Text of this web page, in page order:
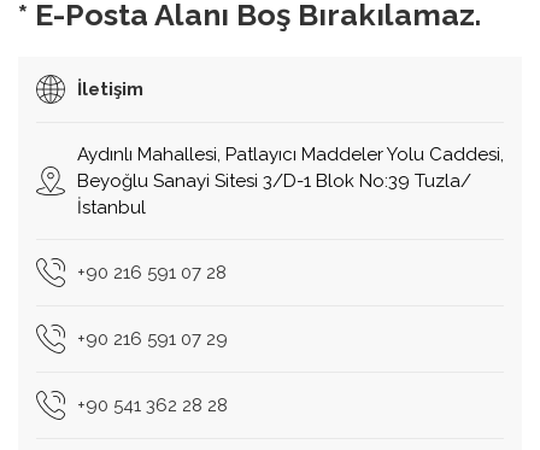
* E-Posta Alanı Boş Bırakılamaz.
İletişim
Aydınlı Mahallesi, Patlayıcı Maddeler Yolu Caddesi,
Beyoğlu Sanayi Sitesi 3/D-1 Blok No:39 Tuzla/
İstanbul
+90 216 591 07 28
+90 216 591 07 29
+90 541 362 28 28